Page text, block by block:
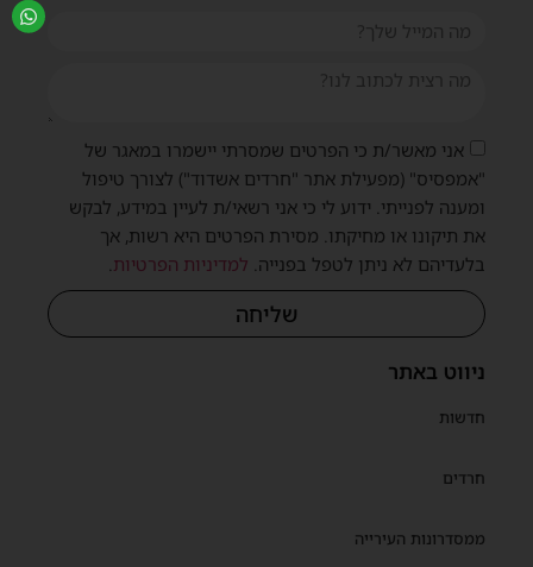
ניווט באתר
חדשות
חרדים
ממסדרונות העירייה
אני מאשר/ת כי הפרטים שמסרתי יישמרו במאגר של
"אמפסיס" (מפעילת אתר "חרדים אשדוד") לצורך טיפול
ומענה לפנייתי. ידוע לי כי אני רשאי/ת לעיין במידע, לבקש
את תיקונו או מחיקתו. מסירת הפרטים היא רשות, אך
בלעדיהם לא ניתן לטפל בפנייה. למדיניות הפרטיות
שליחה